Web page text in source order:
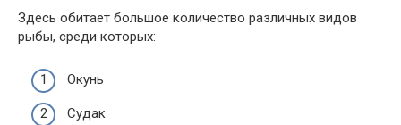
Здесь обитает большое количество различных видов
рыбы, среди которых:
Окунь
Судак